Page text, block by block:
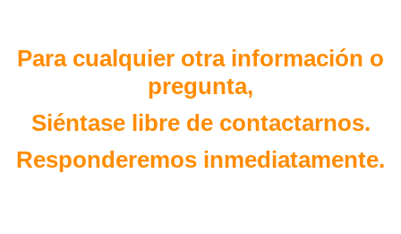
Rueda trasera Opcional para la rueda trasera
Para cualquier otra información o
pregunta,
Siéntase libre de contactarnos.
Responderemos inmediatamente.